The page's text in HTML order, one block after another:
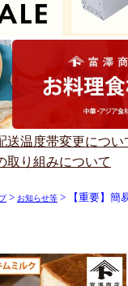
送温度帯変更につい
取り組みについて
> お知らせ等 > 【重要】簡